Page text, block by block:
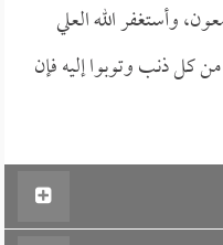
وأستغفر الله العلي
كل ذنب وتوبوا إليه فإن